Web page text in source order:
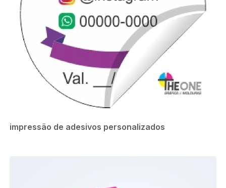
impressão de adesivos personalizados